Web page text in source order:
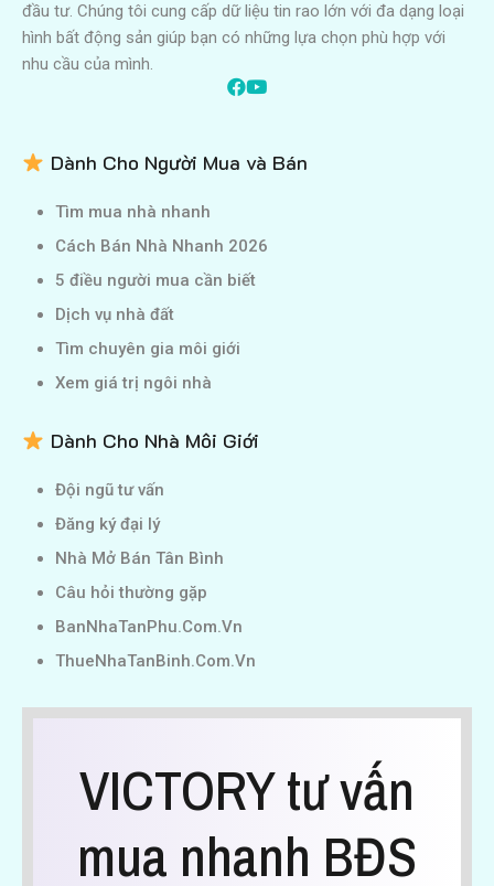
đầu tư. Chúng tôi cung cấp dữ liệu tin rao lớn với đa dạng loại
hình bất động sản giúp bạn có những lựa chọn phù hợp với
nhu cầu của mình.
Dành Cho Người Mua và Bán
Tìm mua nhà nhanh
Cách Bán Nhà Nhanh 2026
5 điều người mua cần biết
Dịch vụ nhà đất
Tìm chuyên gia môi giới
Xem giá trị ngôi nhà
Dành Cho Nhà Môi Giới
Đội ngũ tư vấn
Đăng ký đại lý
Nhà Mở Bán Tân Bình
Câu hỏi thường gặp
BanNhaTanPhu.Com.Vn
ThueNhaTanBinh.Com.Vn
VICTORY tư vấn
mua nhanh BĐS